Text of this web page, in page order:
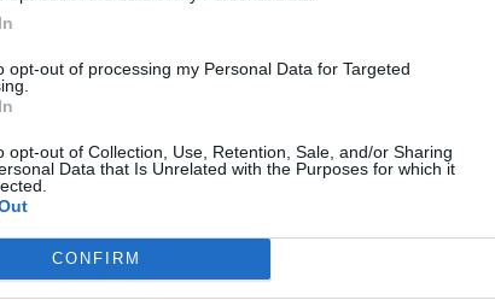
opt-out of processing my Personal Data for Targeted
opt-out of Collection, Use, Retention, Sale, and/or Sharing
Data that Is Unrelated with the Purposes for which it
CONFIRM
casa Inter per quanto riguarda le condizioni
ha accusato un affaticamento muscolare al
diagnosi
svolti nella mattinata di oggi:
sulle condizioni di Bastoni
effettuati stamani,